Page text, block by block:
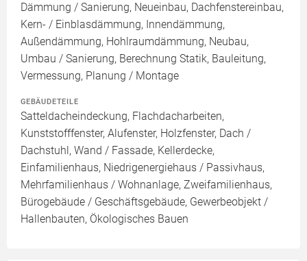
Dämmung / Sanierung, Neueinbau, Dachfenstereinbau,
Kern- / Einblasdämmung, Innendämmung,
Außendämmung, Hohlraumdämmung, Neubau,
Umbau / Sanierung, Berechnung Statik, Bauleitung,
Vermessung, Planung / Montage
GEBÄUDETEILE
Satteldacheindeckung, Flachdacharbeiten,
Kunststofffenster, Alufenster, Holzfenster, Dach /
Dachstuhl, Wand / Fassade, Kellerdecke,
Einfamilienhaus, Niedrigenergiehaus / Passivhaus,
Mehrfamilienhaus / Wohnanlage, Zweifamilienhaus,
Bürogebäude / Geschäftsgebäude, Gewerbeobjekt /
Hallenbauten, Ökologisches Bauen